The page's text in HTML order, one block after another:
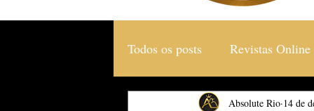
Todos os posts Revistas Online
Gastronomia & Turismo
Absolute Rio 14 de